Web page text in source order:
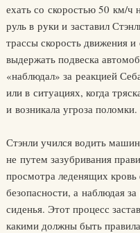
ехать со скоростью 50 км/ч
руль в руки и заставил
трассы скорость движения
выдержать подвеска
«наблюдал» за реакцией
или в ситуациях, когда
и возникала угроза поломки.
Стэнли учился водить
не путем зазубривания
просмотра леденящих
безопасности, а наблюдая
сиденья. Этот процесс
какими должны быть